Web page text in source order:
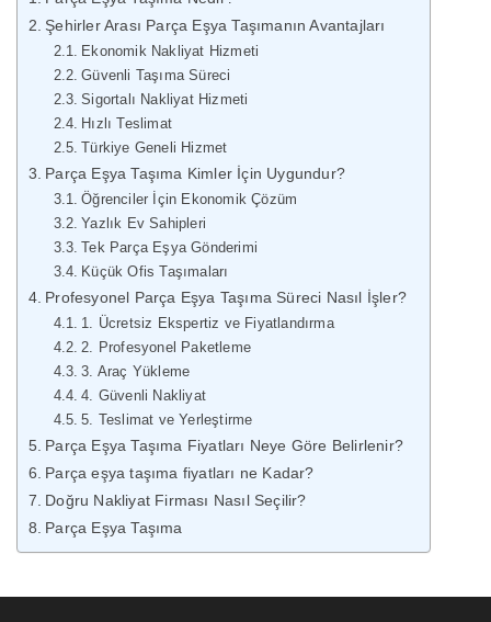
Şehirler Arası Parça Eşya Taşımanın Avantajları
Ekonomik Nakliyat Hizmeti
Güvenli Taşıma Süreci
Sigortalı Nakliyat Hizmeti
Hızlı Teslimat
Türkiye Geneli Hizmet
Parça Eşya Taşıma Kimler İçin Uygundur?
Öğrenciler İçin Ekonomik Çözüm
Yazlık Ev Sahipleri
Tek Parça Eşya Gönderimi
Küçük Ofis Taşımaları
Profesyonel Parça Eşya Taşıma Süreci Nasıl İşler?
1. Ücretsiz Ekspertiz ve Fiyatlandırma
2. Profesyonel Paketleme
3. Araç Yükleme
4. Güvenli Nakliyat
5. Teslimat ve Yerleştirme
Parça Eşya Taşıma Fiyatları Neye Göre Belirlenir?
Parça eşya taşıma fiyatları ne Kadar?
Doğru Nakliyat Firması Nasıl Seçilir?
Parça Eşya Taşıma